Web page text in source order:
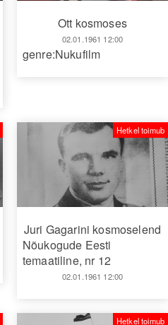
Ott kosmoses
02.01.1961 12:00
genre:Nukufilm
Juri Gagarini kosmoselend
Nõukogude Eesti
temaatiline, nr 12
02.01.1961 12:00
Hetkel toimub
Hetkel toimub